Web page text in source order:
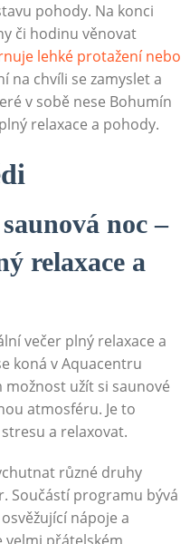
pohody. Na konci
⁢či​ hodinu ‌věnovat
lehké protažení ​nebo
na chvíli se zamyslet ⁤a
v sobě‍ nese ⁣Bohumín
relaxace ⁤a pohody.
noc ‍–
relaxace a
večer plný relaxace a
koná ⁣v Aquacentru
užít⁣ si saunové
atmosféru. Je to
a relaxovat.
různé⁣ druhy
Součástí ‍programu ​bývá‌
nápoje a